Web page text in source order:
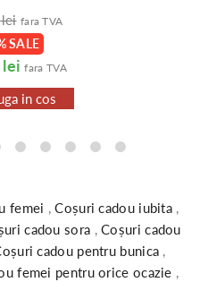
fara TVA
SALE
lei fara TVA
in cos
femei ,Coșuri cadou iubita ,
cadou sora ,Coșuri cadou
cadou pentru bunica ,
femei pentru orice ocazie ,